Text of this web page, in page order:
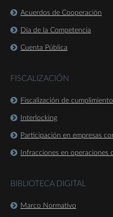
Acuerdos de Cooperación
Día de la Competencia
Cuenta Pública
FISCALIZACIÓN
Fiscalización de cumplimiento
Interlocking
Participación en empresas
Infracciones en operaciones
BIBLIOTECA DIGITAL
Marco Normativo